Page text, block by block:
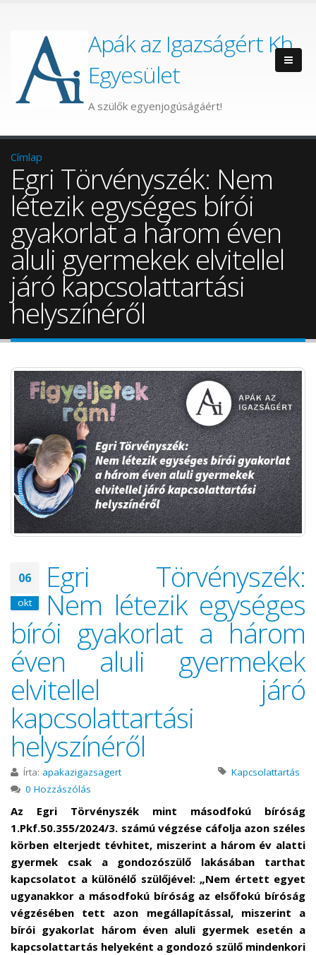
Apák az Igazságért Kh.
Egyesület
A szülők egyenjogúságáért!
Címlap
Egri Törvényszék: Nem
létezik egységes bírói
gyakorlat a három éven
aluli gyermekek elvitellel
járó kapcsolattartási
helyszínéről
06
okt
Egri Törvényszék:
Nem létezik egységes
bírói gyakorlat a három
éven aluli gyermekek
elvitellel járó
kapcsolattartási
helyszínéről
Írta: apakazigazsagert
Kapcsolattartás
0 Hozzászólás
Az Egri Törvényszék mint másodfokú bíróság
1.Pkf.50.355/2024/3. számú végzése cáfolja azon széles
körben elterjedt tévhitet, miszerint a három év alatti
gyermek csak a gondozószülő lakásában tarthat
kapcsolatot a különélő szülőjével: „Nem értett egyet
ugyanakkor a másodfokú bíróság az elsőfokú bíróság
végzésében tett azon megállapítással, miszerint a
bírói gyakorlat három éven aluli gyermek esetén a
kapcsolattartás helyeként a gondozó szülő mindenkori